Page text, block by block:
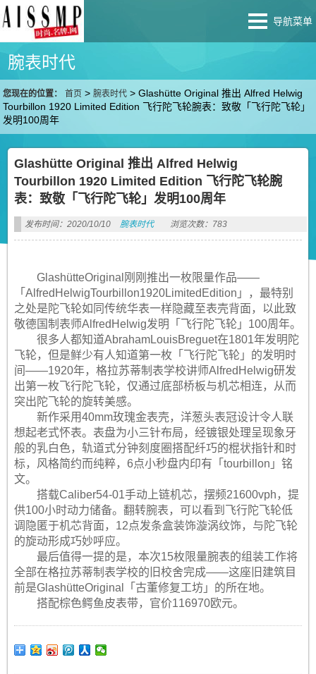
导航菜单
腕表时代
您现在的位置： 首页 >腕表时代 >Glashütte Original 推出 Alfred Helwig
Tourbillon 1920 Limited Edition 飞行陀飞轮腕表：致敬「飞行陀飞轮」
发明100周年
Glashütte Original 推出 Alfred Helwig
Tourbillon 1920 Limited Edition 飞行陀飞轮腕
表：致敬「飞行陀飞轮」发明100周年
发布时间：2020/10/10 腕表时代 浏览次数：783
GlashütteOriginal刚刚推出一枚限量作品——
「AlfredHelwigTourbillon1920LimitedEdition」，最特别
之处是陀飞轮如同传统华表一样隐藏至表壳背面，以此致
敬德国制表师AlfredHelwig发明「飞行陀飞轮」100周年。
很多人都知道AbrahamLouisBreguet在1801年发明陀
飞轮，但是鲜少有人知道第一枚「飞行陀飞轮」的发明时
间——1920年，格拉苏蒂制表学校讲师AlfredHelwig研发
出第一枚飞行陀飞轮，仅通过底部桥板与机芯相连，从而
突出陀飞轮的旋转美感。
新作采用40mm玫瑰金表壳，洋葱头表冠设计令人联
想起老式怀表。表盘为小三针布局，经镀银处理呈现象牙
般的乳白色，轨道式分钟刻度圈搭配纤巧的棍状指针和时
标，风格简约而纯粹，6点小秒盘内印有「tourbillon」铭
文。
搭载Caliber54-01手动上链机芯，摆频21600vph，提
供100小时动力储备。翻转腕表，可以看到飞行陀飞轮低
调隐匿于机芯背面，12点发条盒装饰漩涡纹饰，与陀飞轮
的旋动形成巧妙呼应。
最后值得一提的是，本次15枚限量腕表的组装工作将
全部在格拉苏蒂制表学校的旧校舍完成——这座旧建筑目
前是GlashütteOriginal「古董修复工坊」的所在地。
搭配棕色鳄鱼皮表带，官价116970欧元。